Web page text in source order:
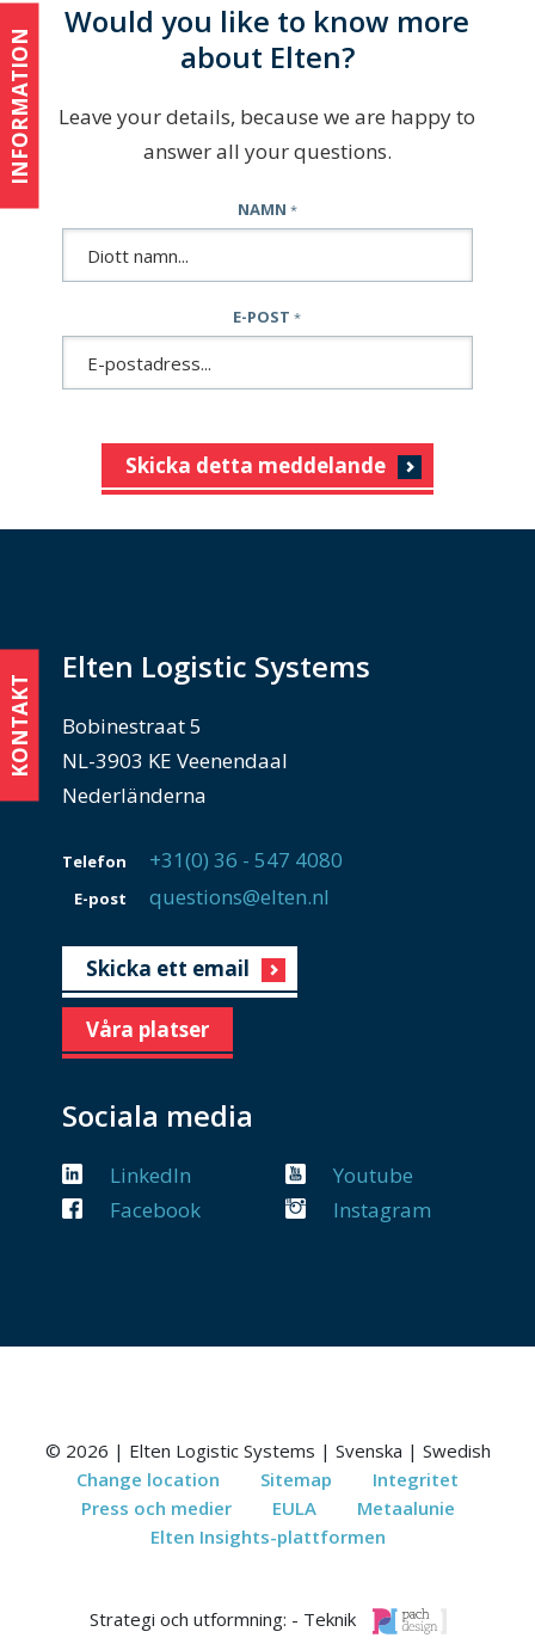
INFORMATION
Would you like to know more
about Elten?
Leave your details, because we are happy to
answer all your questions.
NAMN *
E-POST*
Skicka detta meddelande
KONTAKT
Elten Logistic Systems
Bobinestraat 5
NL-3903 KE Veenendaal
Nederländerna
Telefon +31(0) 36 - 547 4080
E-post questions@elten.nl
Skicka ett email
Våra platser
Sociala media
LinkedIn
Youtube
Facebook
Instagram
© 2026 | Elten Logistic Systems | Svenska | Swedish
Change location
Sitemap
Integritet
Press och medier
EULA
Metaalunie
Elten Insights-plattformen
Strategi och utformning: - Teknik